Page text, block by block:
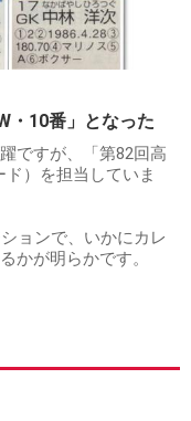
・10番」となった
ですが、「第82回高
）を担当していま
ョンで、いかにカレ
かが明らかです。